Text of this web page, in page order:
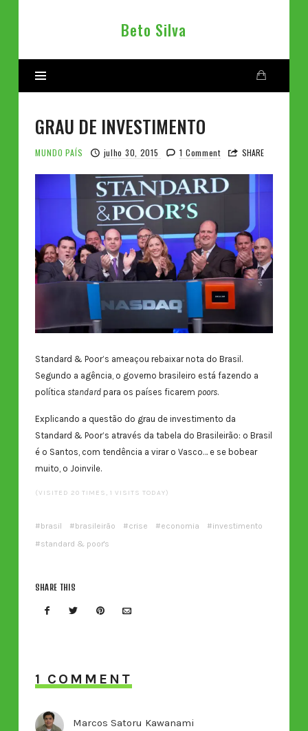
Beto
Beto Silva
GRAU DE INVESTIMENTO
MUNDO PAÍS julho 30, 2015 1 Comment SHARE
Standard & Poor’s ameaçou rebaixar nota do Brasil.
Segundo a agência, o governo brasileiro está fazendo a
política standardpara os países ficarem poors.
Explicando a questão do grau de investimento da
Standard & Poor’s através da tabela do Brasileirão: o Brasil
é o Santos, com tendência a virar o Vasco… e se bobear
muito, o Joinvile.
(VISITED 20 TIMES, 1 VISITS TODAY)
brasil brasileirão crise economia
investimento
standard & poor's
SHARE THIS
1 COMMENT
Marcos Satoru Kawanami